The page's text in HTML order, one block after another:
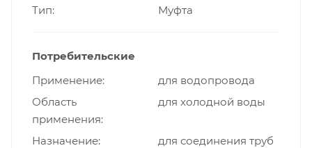
Тип Муфта
Потребительские
Применение
для водопровода
Область
применения
для холодной воды
Назначение
для соединения труб